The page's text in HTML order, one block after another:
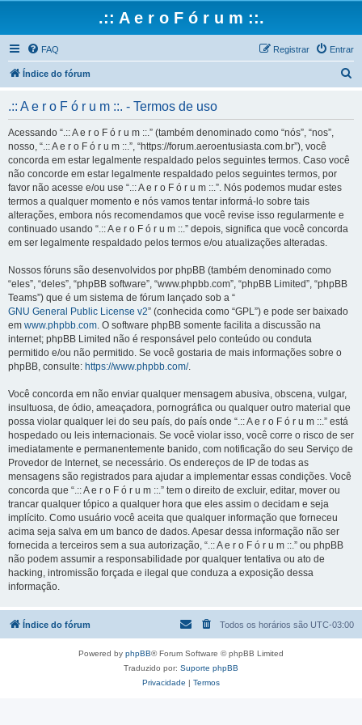
.:: A e r o F ó r u m ::.
FAQ Entrar
Registrar
Índice do fórum
.:: A e r o F ó r u m ::. - Termos de uso
Acessando “.:: A e r o F ó r u m ::.” (também denominado como “nós”, “nos”,
nosso, “.:: A e r o F ó r u m ::.”, “https://forum.aeroentusiasta.com.br”), você
concorda em estar legalmente respaldado pelos seguintes termos. Caso você
não concorde em estar legalmente respaldado pelos seguintes termos, por
favor não acesse e/ou use “.:: A e r o F ó r u m ::.”. Nós podemos mudar estes
termos a qualquer momento e nós vamos tentar informá-lo sobre tais
alterações, embora nós recomendamos que você revise isso regularmente e
continuado usando “.:: A e r o F ó r u m ::.” depois, significa que você concorda
em ser legalmente respaldado pelos termos e/ou atualizações alteradas.
Nossos fóruns são desenvolvidos por phpBB (também denominado como
“eles”, “deles”, “phpBB software”, “www.phpbb.com”, “phpBB Limited”, “phpBB
Teams”) que é um sistema de fórum lançado sob a “
GNU General Public License v2” (conhecida como “GPL”) e pode ser baixado
em www.phpbb.com. O software phpBB somente facilita a discussão na
internet; phpBB Limited não é responsável pelo conteúdo ou conduta
permitido e/ou não permitido. Se você gostaria de mais informações sobre o
phpBB, consulte: https://www.phpbb.com/.
Você concorda em não enviar qualquer mensagem abusiva, obscena, vulgar,
insultuosa, de ódio, ameaçadora, pornográfica ou qualquer outro material que
possa violar qualquer lei do seu país, do país onde “.:: A e r o F ó r u m ::.” está
hospedado ou leis internacionais. Se você violar isso, você corre o risco de ser
imediatamente e permanentemente banido, com notificação do seu Serviço de
Provedor de Internet, se necessário. Os endereços de IP de todas as
mensagens são registrados para ajudar a implementar essas condições. Você
concorda que “.:: A e r o F ó r u m ::.” tem o direito de excluir, editar, mover ou
trancar qualquer tópico a qualquer hora que eles assim o decidam e seja
implícito. Como usuário você aceita que qualquer informação que forneceu
acima seja salva em um banco de dados. Apesar dessa informação não ser
fornecida a terceiros sem a sua autorização, “.:: A e r o F ó r u m ::.” ou phpBB
não podem assumir a responsabilidade por qualquer tentativa ou ato de
hacking, intromissão forçada e ilegal que conduza a exposição dessa
informação.
Índice do fórum Todos os horários são UTC-03:00
Powered by phpBB® Forum Software © phpBB Limited
Traduzido por: Suporte phpBB
Privacidade | Termos